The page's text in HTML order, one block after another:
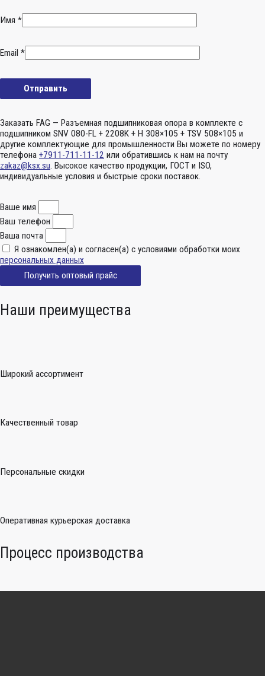
Имя *
Email *
Заказать FAG — Разъемная подшипниковая опора в комплекте с
подшипником SNV 080-FL + 2208K + H 308×105 + TSV 508×105 и
другие комплектующие для промышленности Вы можете по номеру
телефона +7911-711-11-12 или обратившись к нам на почту
zakaz@ksx.su. Высокое качество продукции, ГОСТ и ISO,
индивидуальные условия и быстрые сроки поставок.
Ваше имя
Ваш телефон
Ваша почта
Я ознакомлен(а) и согласен(а) с условиями обработки моих
персональных данных
Получить оптовый прайс
Наши преимущества
Широкий ассортимент
Качественный товар
Персональные скидки
Оперативная курьерская доставка
Процесс производства